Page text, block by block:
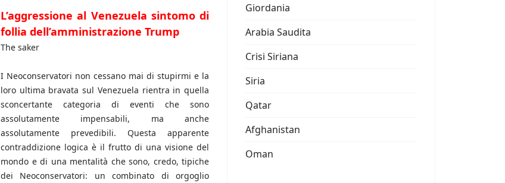
L’aggressione al Venezuela sintomo di
follia dell’amministrazione Trump
The saker
I Neoconservatori non cessano mai di stupirmi e la
loro ultima bravata sul Venezuela rientra in quella
sconcertante categoria di eventi che sono
assolutamente impensabili, ma anche
assolutamente prevedibili. Questa apparente
contraddizione logica è il frutto di una visione del
mondo e di una mentalità che sono, credo, tipiche
dei Neoconservatori: un combinato di orgoglio
Giordania
Arabia Saudita
Crisi Siriana
Siria
Qatar
Afghanistan
Oman